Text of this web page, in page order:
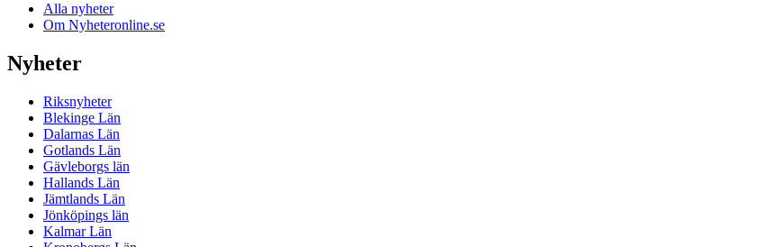
Alla nyheter
Om Nyheteronline.se
Nyheter
Riksnyheter
Blekinge Län
Dalarnas Län
Gotlands Län
Gävleborgs län
Hallands Län
Jämtlands Län
Jönköpings län
Kalmar Län